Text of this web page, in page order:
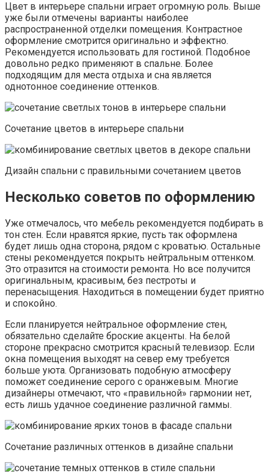
Цвет в интерьере спальни играет огромную роль. Выше
уже были отмечены варианты наиболее
распространенной отделки помещения. Контрастное
оформление смотрится оригинально и эффектно.
Рекомендуется использовать для гостиной. Подобное
довольно редко применяют в спальне. Более
подходящим для места отдыха и сна является
однотонное соединение оттенков.
Сочетание цветов в интерьере спальни
Дизайн спальни с правильными сочетанием цветов
Несколько советов по оформлению
Уже отмечалось, что мебель рекомендуется подбирать в
тон стен. Если нравятся яркие, пусть так оформлена
будет лишь одна сторона, рядом с кроватью. Остальные
стены рекомендуется покрыть нейтральным оттенком.
Это отразится на стоимости ремонта. Но все получится
оригинальным, красивым, без пестроты и
перенасыщения. Находиться в помещении будет приятно
и спокойно.
Если планируется нейтральное оформление стен,
обязательно сделайте броские акценты. На белой
стороне прекрасно смотрится красный телевизор. Если
окна помещения выходят на север ему требуется
больше уюта. Организовать подобную атмосферу
поможет соединение серого с оранжевым. Многие
дизайнеры отмечают, что «правильной» гармонии нет,
есть лишь удачное соединение различной гаммы.
Сочетание различных оттенков в дизайне спальни